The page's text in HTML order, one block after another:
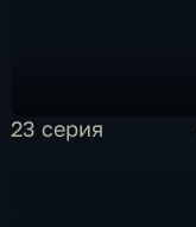
23 серия